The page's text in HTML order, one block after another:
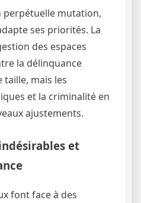
perpétuelle mutation,
ses priorités. La
des espaces
la délinquance
taille, mais les
et la criminalité en
ajustements.
et
font face à des